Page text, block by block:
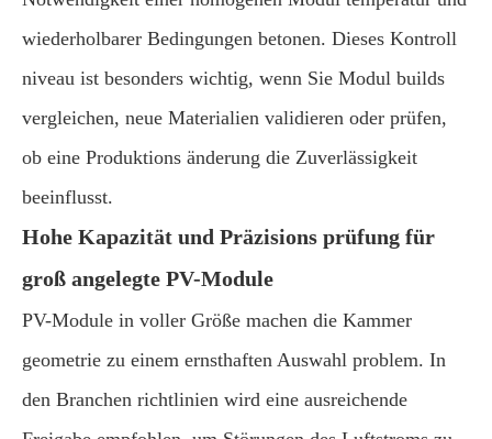
wiederholbarer Bedingungen betonen. Dieses Kontroll
niveau ist besonders wichtig, wenn Sie Modul builds
vergleichen, neue Materialien validieren oder prüfen,
ob eine Produktions änderung die Zuverlässigkeit
beeinflusst.
Hohe Kapazität und Präzisions prüfung für
groß angelegte PV-Module
PV-Module in voller Größe machen die Kammer
geometrie zu einem ernsthaften Auswahl problem. In
den Branchen richtlinien wird eine ausreichende